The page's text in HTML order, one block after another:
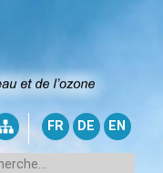
FR DE EN